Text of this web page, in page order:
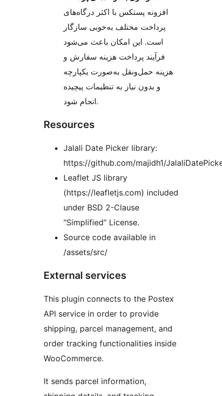
افزونه پستکس با اکثر درگاه‌های
پرداخت مختلف به‌خوبی سازگار
است. این امکان باعث می‌شود
فرآیند پرداخت هزینه سفارش و
هزینه حمل‌ونقل به‌صورت یکپارچه
و بدون نیاز به تنظیمات پیچیده
انجام شود.
Resources
Jalali Date Picker library:
https://github.com/majidh1/
Leaflet JS library
(https://leafletjs.com) included
under BSD 2-Clause
“Simplified” License.
Source code available in
/assets/src/
External services
This plugin connects to the Postex
API service in order to provide
shipping, parcel management, and
order tracking functionalities inside
WooCommerce.
It sends parcel information,